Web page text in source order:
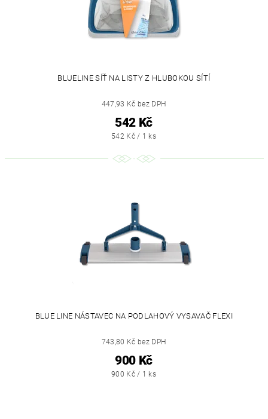
BLUELINE SÍŤ NA LISTY Z HLUBOKOU SÍTÍ
447,93 Kč bez DPH
542 Kč
542 Kč / 1 ks
BLUE LINE NÁSTAVEC NA PODLAHOVÝ VYSAVAČ FLEXI
743,80 Kč bez DPH
900 Kč
900 Kč / 1 ks